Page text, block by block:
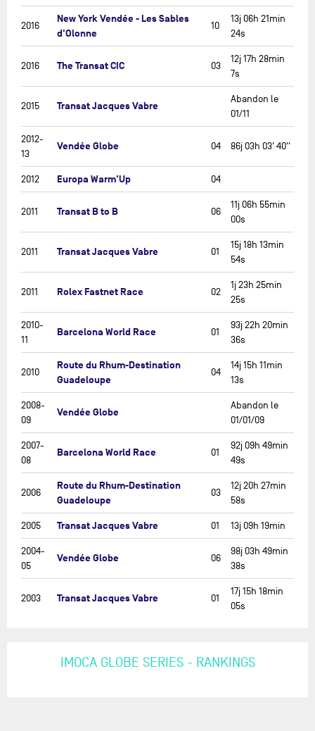
2016
New York Vendée - Les Sables
d'Olonne
10
13j 06h 21min
24s
2016 The Transat CIC 03
12j 17h 28min
7s
2015 Transat Jacques Vabre
Abandon le
01/11
2012-
13
Vendée Globe 04 86j 03h 03' 40''
2012 Europa Warm'Up 04
2011 Transat B to B 06
11j 06h 55min
00s
2011 Transat Jacques Vabre 01
15j 18h 13min
54s
2011 Rolex Fastnet Race 02
1j 23h 25min
25s
2010-
11
Barcelona World Race 01
93j 22h 20min
36s
2010
Route du Rhum-Destination
Guadeloupe
04
14j 15h 11min
13s
2008-
09
Vendée Globe
Abandon le
01/01/09
2007-
08
Barcelona World Race 01
92j 09h 49min
49s
2006
Route du Rhum-Destination
Guadeloupe
03
12j 20h 27min
58s
2005 Transat Jacques Vabre 01 13j 09h 19min
2004-
05
Vendée Globe 06
98j 03h 49min
38s
2003 Transat Jacques Vabre 01
17j 15h 18min
05s
IMOCA GLOBE SERIES - RANKINGS